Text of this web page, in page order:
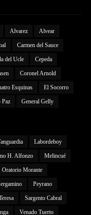
Alvarez Alvear
Carmen del Sauce
del Ucle Cepeda
Coronel Arnold
Esquinas El Socorro
Paz General Gelly
Labordeboy
H. Alfonzo Melincué
Oratorio Morante
Peyrano
Sargento Cabral
Venado Tuerto